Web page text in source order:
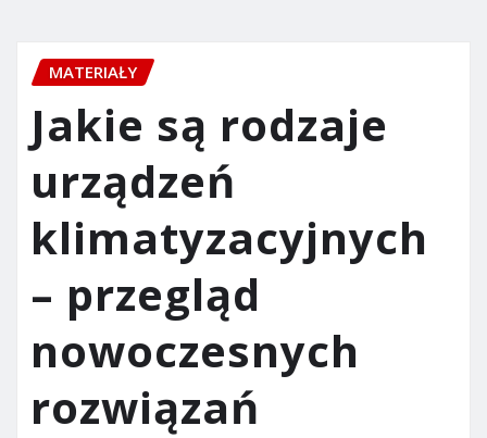
MATERIAŁY
Jakie są rodzaje
urządzeń
klimatyzacyjnych
– przegląd
nowoczesnych
rozwiązań